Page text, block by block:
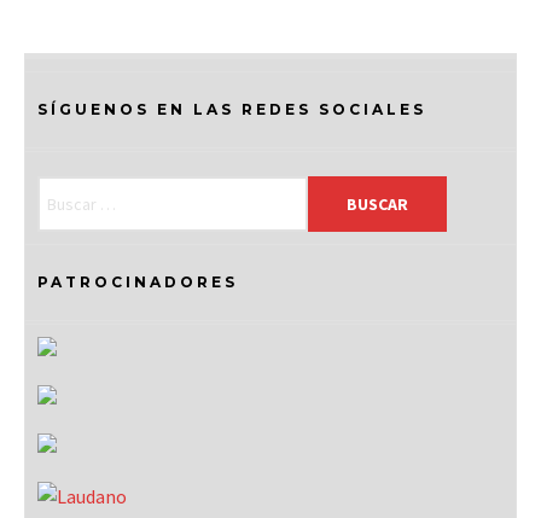
SÍGUENOS EN LAS REDES SOCIALES
PATROCINADORES